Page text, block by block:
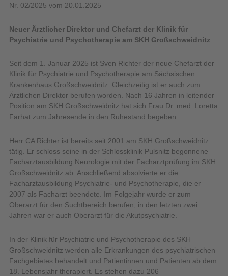
Nr. 02/2025 vom 20.01.2025
Neuer Ärztlicher Direktor und Chefarzt der Klinik für
Psychiatrie und Psychotherapie am SKH Großschweidnitz
Seit dem 1. Januar 2025 ist Sven Richter der neue Chefarzt der
Klinik für Psychiatrie und Psychotherapie am Sächsischen
Krankenhaus Großschweidnitz. Gleichzeitig ist er auch zum
Ärztlichen Direktor berufen worden. Nach 16 Jahren in leitender
Position am SKH Großschweidnitz hat sich Frau Dr. med. Loretta
Farhat zum Jahresende in den Ruhestand begeben.
Herr CA Richter ist bereits seit 2001 am SKH Großschweidnitz
tätig. Er schloss seine in der Schlossklinik Pulsnitz begonnene
Facharztausbildung Neurologie mit der Facharztprüfung im SKH
Großschweidnitz ab. Anschließend absolvierte er die
Facharztausbildung Psychiatrie- und Psychotherapie, die er
2007 als Facharzt beendete. Im Folgejahr wurde er zum
Oberarzt für den Suchtbereich berufen, in den letzten zwei
Jahren war er auch Oberarzt für die Akutpsychiatrie.
In der Klinik für Psychiatrie und Psychotherapie des SKH
Großschweidnitz werden alle Erkrankungen des psychiatrischen
Fachgebietes behandelt und Patientinnen und Patienten ab dem
18. Lebensjahr therapiert. Es stehen dazu 206